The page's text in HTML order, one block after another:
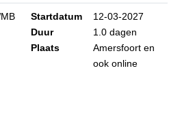
Startdatum
Duur
Plaats
12-03-2027
1.0 dagen
Amersfoort en
ook online